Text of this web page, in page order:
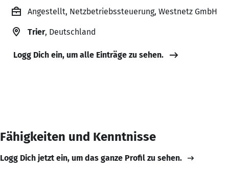
Angestellt, Netzbetriebssteuerung, Westnetz GmbH
Trier, Deutschland
Logg Dich ein, um alle Einträge zu sehen.
Fähigkeiten und Kenntnisse
Logg Dich jetzt ein, um das ganze Profil zu sehen.